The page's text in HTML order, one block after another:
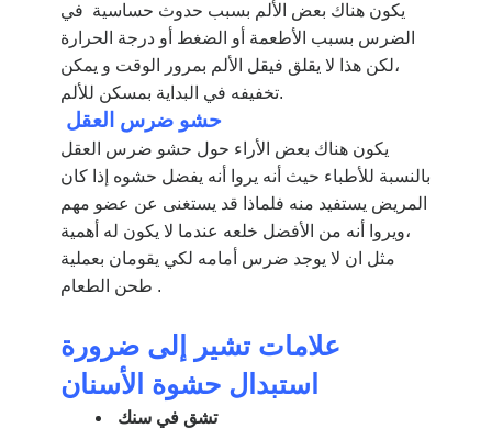
يكون هناك بعض الألم بسبب حدوث حساسية في
الضرس بسبب الأطعمة أو الضغط أو درجة الحرارة
،لكن هذا لا يقلق فيقل الألم بمرور الوقت و يمكن
تخفيفه في البداية بمسكن للألم.
حشو ضرس العقل
يكون هناك بعض الأراء حول حشو ضرس العقل
بالنسبة للأطباء حيث أنه يروا أنه يفضل حشوه إذا كان
المريض يستفيد منه فلماذا قد يستغنى عن عضو مهم
،ويروا أنه من الأفضل خلعه عندما لا يكون له أهمية
مثل ان لا يوجد ضرس أمامه لكي يقومان بعملية
طحن الطعام .
علامات تشير إلى ضرورة
تشق في سنك